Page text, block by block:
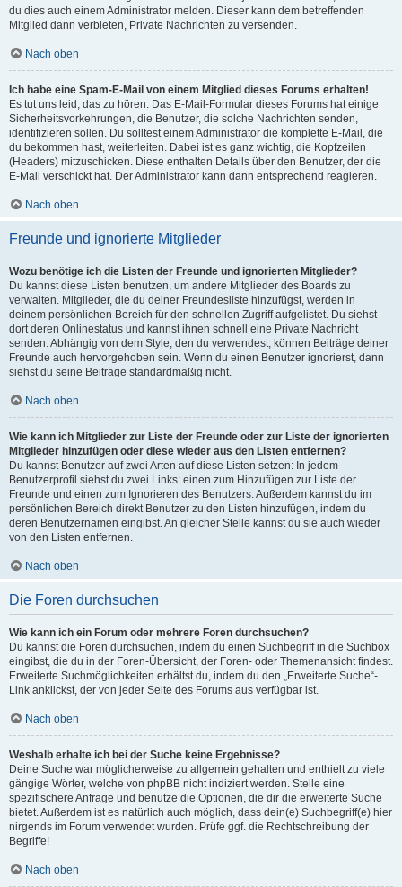
du dies auch einem Administrator melden. Dieser kann dem betreffenden
Mitglied dann verbieten, Private Nachrichten zu versenden.
Nach oben
Ich habe eine Spam-E-Mail von einem Mitglied dieses Forums erhalten!
Es tut uns leid, das zu hören. Das E-Mail-Formular dieses Forums hat einige
Sicherheitsvorkehrungen, die Benutzer, die solche Nachrichten senden,
identifizieren sollen. Du solltest einem Administrator die komplette E-Mail, die
du bekommen hast, weiterleiten. Dabei ist es ganz wichtig, die Kopfzeilen
(Headers) mitzuschicken. Diese enthalten Details über den Benutzer, der die
E-Mail verschickt hat. Der Administrator kann dann entsprechend reagieren.
Nach oben
Freunde und ignorierte Mitglieder
Wozu benötige ich die Listen der Freunde und ignorierten Mitglieder?
Du kannst diese Listen benutzen, um andere Mitglieder des Boards zu
verwalten. Mitglieder, die du deiner Freundesliste hinzufügst, werden in
deinem persönlichen Bereich für den schnellen Zugriff aufgelistet. Du siehst
dort deren Onlinestatus und kannst ihnen schnell eine Private Nachricht
senden. Abhängig von dem Style, den du verwendest, können Beiträge deiner
Freunde auch hervorgehoben sein. Wenn du einen Benutzer ignorierst, dann
siehst du seine Beiträge standardmäßig nicht.
Nach oben
Wie kann ich Mitglieder zur Liste der Freunde oder zur Liste der ignorierten
Mitglieder hinzufügen oder diese wieder aus den Listen entfernen?
Du kannst Benutzer auf zwei Arten auf diese Listen setzen: In jedem
Benutzerprofil siehst du zwei Links: einen zum Hinzufügen zur Liste der
Freunde und einen zum Ignorieren des Benutzers. Außerdem kannst du im
persönlichen Bereich direkt Benutzer zu den Listen hinzufügen, indem du
deren Benutzernamen eingibst. An gleicher Stelle kannst du sie auch wieder
von den Listen entfernen.
Nach oben
Die Foren durchsuchen
Wie kann ich ein Forum oder mehrere Foren durchsuchen?
Du kannst die Foren durchsuchen, indem du einen Suchbegriff in die Suchbox
eingibst, die du in der Foren-Übersicht, der Foren- oder Themenansicht findest.
Erweiterte Suchmöglichkeiten erhältst du, indem du den „Erweiterte Suche“-
Link anklickst, der von jeder Seite des Forums aus verfügbar ist.
Nach oben
Weshalb erhalte ich bei der Suche keine Ergebnisse?
Deine Suche war möglicherweise zu allgemein gehalten und enthielt zu viele
gängige Wörter, welche von phpBB nicht indiziert werden. Stelle eine
spezifischere Anfrage und benutze die Optionen, die dir die erweiterte Suche
bietet. Außerdem ist es natürlich auch möglich, dass dein(e) Suchbegriff(e) hier
nirgends im Forum verwendet wurden. Prüfe ggf. die Rechtschreibung der
Begriffe!
Nach oben